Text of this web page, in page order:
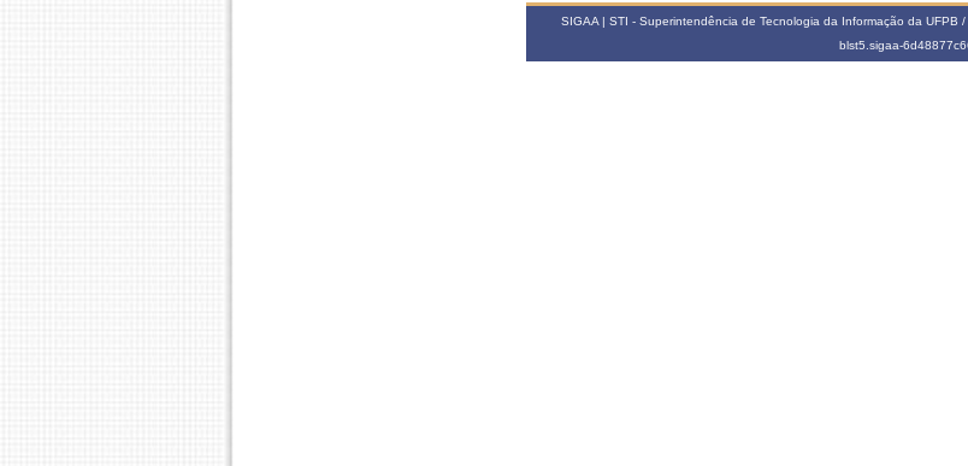
2004.1
TE - TOPICO ESPECIAL I
SIGAA | STI - Superintendência de Tecnologia da Informação da
blst5.sigaa-